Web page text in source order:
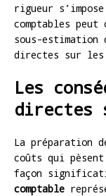
rigueur
comptables
sous-estimation
directes sur
Les
directes
La préparation
coûts qui
façon
comptable